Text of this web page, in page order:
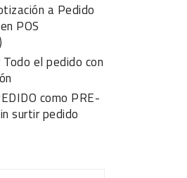
a Pedido
POS
el pedido con
como PRE-
surtir pedido